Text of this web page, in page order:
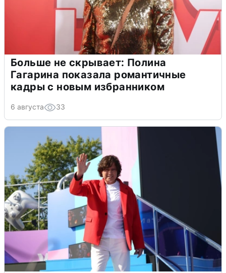
Больше не скрывает: Полина
Гагарина показала романтичные
кадры с новым избранником
6 августа 33